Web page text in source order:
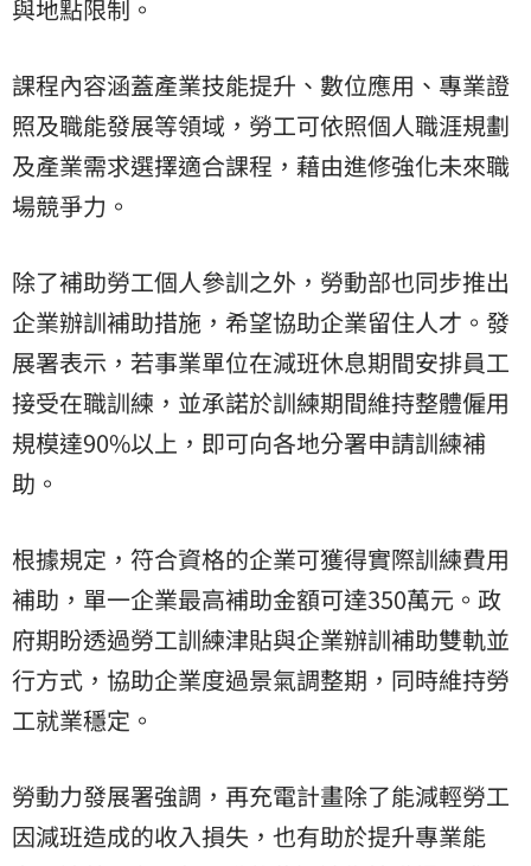
與地點限制。
課程內容涵蓋產業技能提升、數位應用、專業證
照及職能發展等領域，勞工可依照個人職涯規劃
及產業需求選擇適合課程，藉由進修強化未來職
場競爭力。
除了補助勞工個人參訓之外，勞動部也同步推出
企業辦訓補助措施，希望協助企業留住人才。發
展署表示，若事業單位在減班休息期間安排員工
接受在職訓練，並承諾於訓練期間維持整體僱用
規模達90%以上，即可向各地分署申請訓練補
助。
根據規定，符合資格的企業可獲得實際訓練費用
補助，單一企業最高補助金額可達350萬元。政
府期盼透過勞工訓練津貼與企業辦訓補助雙軌並
行方式，協助企業度過景氣調整期，同時維持勞
工就業穩定。
勞動力發展署強調，再充電計畫除了能減輕勞工
因減班造成的收入損失，也有助於提升專業能